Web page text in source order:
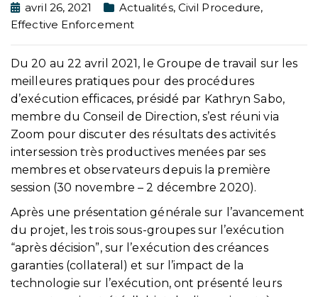
avril 26, 2021 Actualités, Civil Procedure,
Effective Enforcement
Du 20 au 22 avril 2021, le Groupe de travail sur les
meilleures pratiques pour des procédures
d’exécution efficaces, présidé par Kathryn Sabo,
membre du Conseil de Direction, s’est réuni via
Zoom pour discuter des résultats des activités
intersession très productives menées par ses
membres et observateurs depuis la première
session (30 novembre – 2 décembre 2020).
Après une présentation générale sur l’avancement
du projet, les trois sous-groupes sur l’exécution
“après décision”, sur l’exécution des créances
garanties (collateral) et sur l’impact de la
technologie sur l’exécution, ont présenté leurs